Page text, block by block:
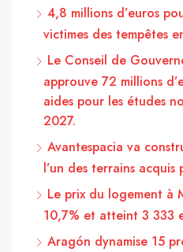
4,8 millions d’euros
victimes des tempêtes
Le Conseil de
approuve 72 millions
aides pour les études
2027.
Avantespacia va
l’un des terrains
Le prix du logement à
10,7% et atteint 3 333
Aragón dynamise 15